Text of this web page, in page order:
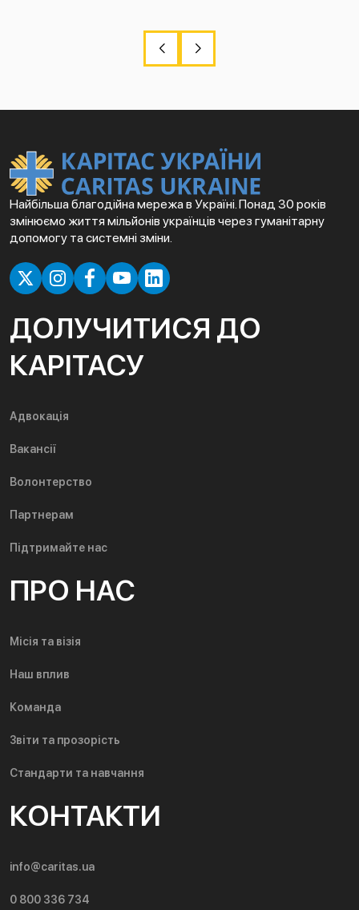
Найбільша благодійна мережа в Україні. Понад 30 років
змінюємо життя мільйонів українців через гуманітарну
допомогу та системні зміни.
ДОЛУЧИТИСЯ ДО
КАРІТАСУ
Адвокація
Вакансії
Волонтерство
Партнерам
Підтримайте нас
ПРО НАС
Місія та візія
Наш вплив
Команда
Звіти та прозорість
Стандарти та навчання
КОНТАКТИ
info@caritas.ua
0 800 336 734